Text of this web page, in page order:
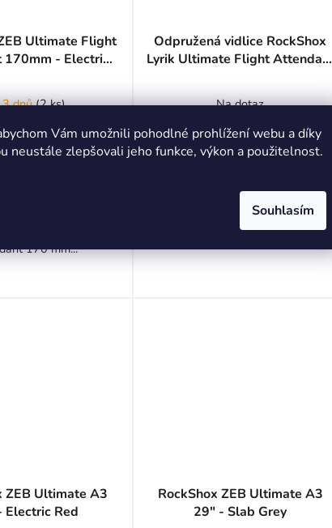
Vám umožnili pohodlné prohlížení webu a díky
neustále zlepšovali jeho funkce, výkon a použitelnost.
Souhlasím
Ultimate Flight
170mm - Electric
3 dnů(2 ks)
999 Kč
Ultimate flight
170 mm...
Odpružená vidlice RockShox
Lyrik Ultimate Flight Attendant
Na dotaz
22 999 Kč
29 499 Kč (–22 %)
DETAIL
ZEB Ultimate A3
Electric Red
RockShox ZEB Ultimate A3
29" - Slab Grey